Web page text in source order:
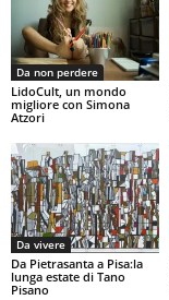
Da non perdere
LidoCult, un mondo
migliore con Simona
Atzori
Da vivere
Da Pietrasanta a Pisa:la
lunga estate di Tano
Pisano